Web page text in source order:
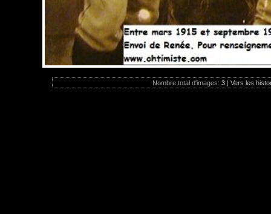
Nombre total d'images: 3 | Vers les